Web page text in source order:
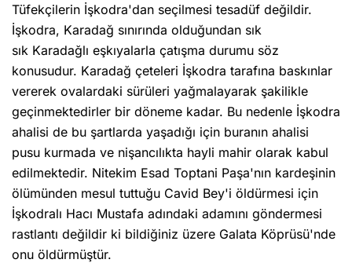
Tüfekçilerin İşkodra'dan seçilmesi tesadüf değildir.
İşkodra, Karadağ sınırında olduğundan sık
sık Karadağlı eşkıyalarla çatışma durumu söz
konusudur. Karadağ çeteleri İşkodra tarafına baskınlar
vererek ovalardaki sürüleri yağmalayarak şakilikle
geçinmektedirler bir döneme kadar. Bu nedenle İşkodra
ahalisi de bu şartlarda yaşadığı için buranın ahalisi
pusu kurmada ve nişancılıkta hayli mahir olarak kabul
edilmektedir. Nitekim Esad Toptani Paşa'nın kardeşinin
ölümünden mesul tuttuğu Cavid Bey'i öldürmesi için
İşkodralı Hacı Mustafa adındaki adamını göndermesi
rastlantı değildir ki bildiğiniz üzere Galata Köprüsü'nde
onu öldürmüştür.